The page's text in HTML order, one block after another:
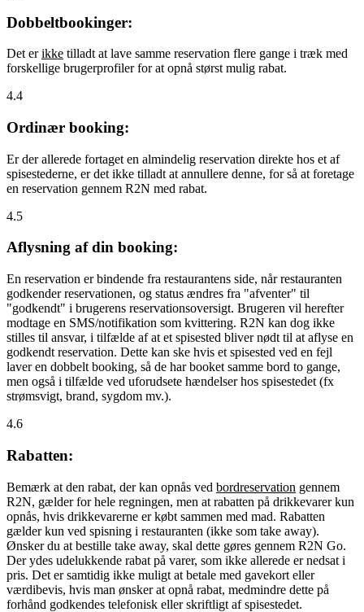
Dobbeltbookinger:
Det erikke tilladt at lave samme reservation flere gange i træk med
forskellige brugerprofiler for at opnå størst mulig rabat.
4.4
Ordinær booking:
Er der allerede fortaget en almindelig reservation direkte hos et af
spisestederne, er det ikke tilladt at annullere denne, for så at foretage
en reservation gennem R2N med rabat.
4.5
Aflysning af din booking:
En reservation er bindende fra restaurantens side, når restauranten
godkender reservationen, og status ændres fra "afventer" til
"godkendt" i brugerens reservationsoversigt. Brugeren vil herefter
modtage en SMS/notifikation som kvittering. R2N kan dog ikke
stilles til ansvar, i tilfælde af at et spisested bliver nødt til at aflyse en
godkendt reservation. Dette kan ske hvis et spisested ved en fejl
laver en dobbelt booking, så de har booket samme bord to gange,
men også i tilfælde ved uforudsete hændelser hos spisestedet (fx
strømsvigt, brand, sygdom mv.).
4.6
Rabatten:
Bemærk at den rabat, der kan opnås ved bordreservation gennem
R2N, gælder for hele regningen, men at rabatten på drikkevarer kun
opnås, hvis drikkevarerne er købt sammen med mad. Rabatten
gælder kun ved spisning i restauranten (ikke som take away).
Ønsker du at bestille take away, skal dette gøres gennem R2N Go.
Der ydes udelukkende rabat på varer, som ikke allerede er nedsat i
pris. Det er samtidig ikke muligt at betale med gavekort eller
værdibevis, hvis man ønsker at opnå rabat, medmindre dette på
forhånd godkendes telefonisk eller skriftligt af spisestedet.